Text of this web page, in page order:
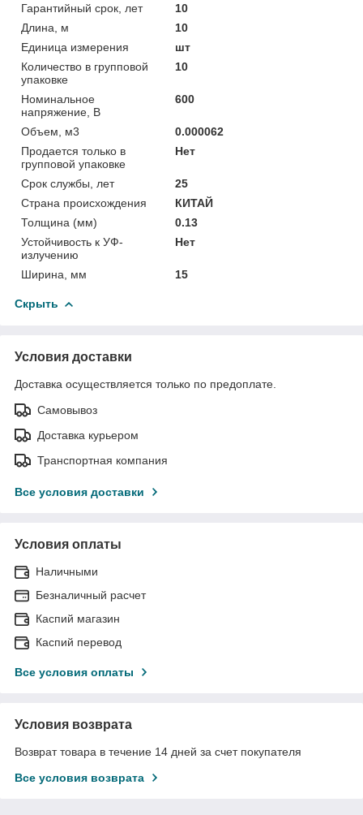
Гарантийный срок, лет
10
Длина, м
10
Единица измерения
шт
Количество в групповой
упаковке
10
Номинальное
напряжение, В
600
Объем, м3
0.000062
Продается только в
групповой упаковке
Нет
Срок службы, лет
25
Страна происхождения
КИТАЙ
Толщина (мм)
0.13
Устойчивость к УФ-
излучению
Нет
Ширина, мм 15
Скрыть
Условия доставки
Доставка осуществляется только по предоплате.
Самовывоз
Доставка курьером
Транспортная компания
Все условия доставки
Условия оплаты
Наличными
Безналичный расчет
Каспий магазин
Каспий перевод
Все условия оплаты
Условия возврата
Возврат товара в течение 14 дней за счет покупателя
Все условия возврата